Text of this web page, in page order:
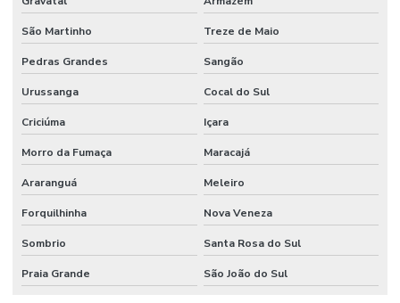
São Martinho Treze de Maio
Pedras Grandes Sangão
Urussanga Cocal do Sul
Criciúma Içara
Morro da Fumaça Maracajá
Araranguá Meleiro
Forquilhinha Nova Veneza
Sombrio Santa Rosa do Sul
Praia Grande São João do Sul